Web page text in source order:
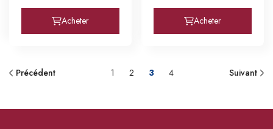
Acheter Acheter
Précédent 1 2 3 4 Suivant